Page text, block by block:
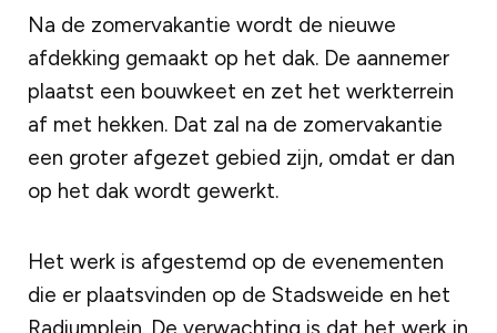
Na de zomervakantie wordt de nieuwe
afdekking gemaakt op het dak. De aannemer
plaatst een bouwkeet en zet het werkterrein
af met hekken. Dat zal na de zomervakantie
een groter afgezet gebied zijn, omdat er dan
op het dak wordt gewerkt.
Het werk is afgestemd op de evenementen
die er plaatsvinden op de Stadsweide en het
Radiumplein. De verwachting is dat het werk in